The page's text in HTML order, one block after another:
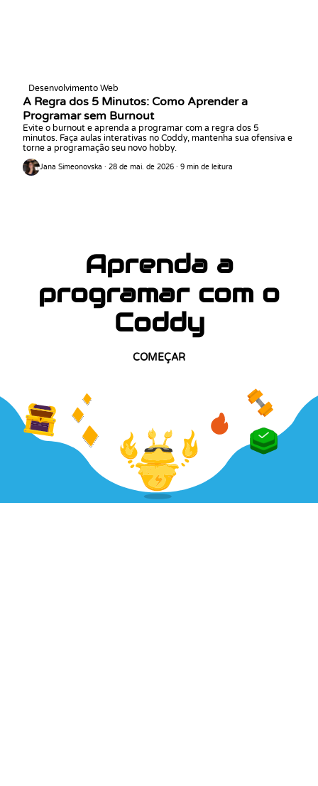
Desenvolvimento Web
A Regra dos 5 Minutos: Como Aprender a
Programar sem Burnout
Evite o burnout e aprenda a programar com a regra dos 5
minutos. Faça aulas interativas no Coddy, mantenha sua ofensiva e
torne a programação seu novo hobby.
Jana Simeonovska · 28 de mai. de 2026 · 9 min de leitura
Aprenda a
programar com o
Coddy
COMEÇAR